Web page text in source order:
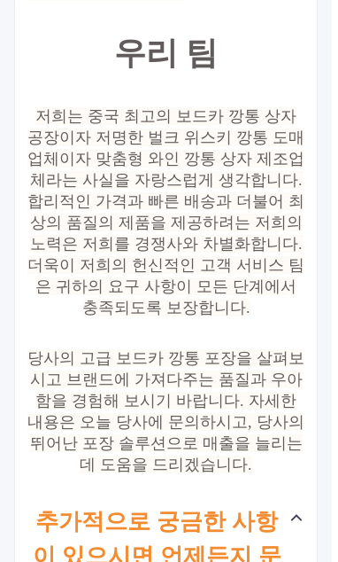
우리 팀
저희는 중국 최고의 보드카 깡통 상자
공장이자 저명한 벌크 위스키 깡통 도매
업체이자 맞춤형 와인 깡통 상자 제조업
체라는 사실을 자랑스럽게 생각합니다.
합리적인 가격과 빠른 배송과 더불어 최
상의 품질의 제품을 제공하려는 저희의
노력은 저희를 경쟁사와 차별화합니다.
더욱이 저희의 헌신적인 고객 서비스 팀
은 귀하의 요구 사항이 모든 단계에서
충족되도록 보장합니다.
당사의 고급 보드카 깡통 포장을 살펴보
시고 브랜드에 가져다주는 품질과 우아
함을 경험해 보시기 바랍니다. 자세한
내용은 오늘 당사에 문의하시고, 당사의
뛰어난 포장 솔루션으로 매출을 늘리는
데 도움을 드리겠습니다.
추가적으로 궁금한 사항
이 있으시면 언제든지 문